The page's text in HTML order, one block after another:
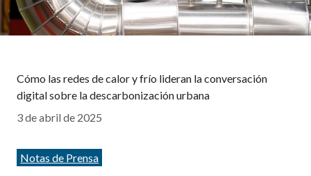
Cómo las redes de calor y frío lideran la conversación
digital sobre la descarbonización urbana
3 de abril de 2025
Categorías
Notas de Prensa